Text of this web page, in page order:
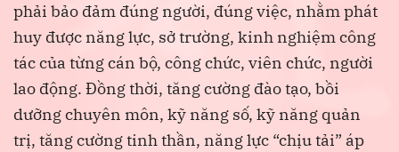
phải bảo đảm đúng người, đúng việc, nhằm phát
huy được năng lực, sở trường, kinh nghiệm công
tác của từng cán bộ, công chức, viên chức, người
lao động. Đồng thời, tăng cường đào tạo, bồi
dưỡng chuyên môn, kỹ năng số, kỹ năng quản
trị, tăng cường tinh thần, năng lực “chịu tải” áp